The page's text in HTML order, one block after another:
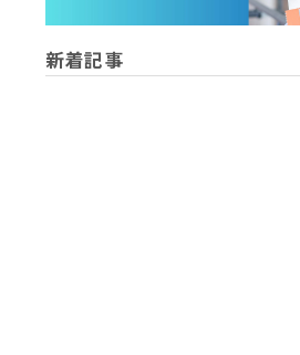
新着記事